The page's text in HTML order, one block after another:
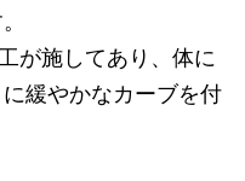
が施してあり、体に
緩やかなカーブを付